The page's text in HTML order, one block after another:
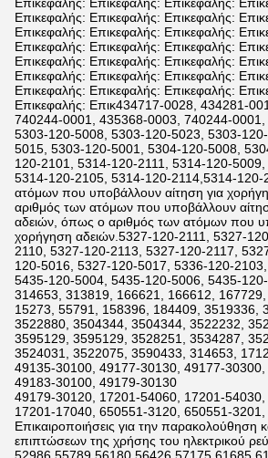
Επικεφαλής: Επικεφαλής: Επικεφαλής:
Επικεφαλής: Επικεφαλής: Επικεφαλής:
Επικεφαλής: Επικεφαλής: Επικεφαλής:
Επικεφαλής: Επικεφαλής: Επικεφαλής:
Επικεφαλής: Επικεφαλής: Επικεφαλής:
Επικεφαλής: Επικεφαλής: Επικεφαλής:
Επικεφαλής: Επικ434717-0028, 434281-
740244-0001, 435368-0003, 740244-0001,
5303-120-5008, 5303-120-5023, 5303-
5015, 5303-120-5001, 5304-120-5008,
120-2101, 5314-120-2111, 5314-120-5009,
5314-120-2105, 5314-120-2114,5314-120-
ατόμων που υποβάλλουν αίτηση για
αριθμός των ατόμων που υποβάλλουν
αδειών, όπως ο αριθμός των ατόμων που
χορήγηση αδειών.5327-120-2111, 5327-
2110, 5327-120-2113, 5327-120-2117,
120-5016, 5327-120-5017, 5336-120-
5435-120-5004, 5435-120-5006, 5435-120-
314653, 313819, 166621, 166612, 167729,
15273, 55791, 158396, 184409, 3519336,
3522880, 3504344, 3504344, 3522232,
3595129, 3595129, 3528251, 3534287,
3524031, 3522075, 3590433, 314653,
49135-30100, 49177-30130, 49177-30300,
49183-30100, 49179-30130
49179-30120, 17201-54060, 17201-54030,
17201-17040, 650551-3120, 650551-3201,
Επικαιροποιήσεις για την παρακολούθηση
επιπτώσεων της χρήσης του ηλεκτρικού